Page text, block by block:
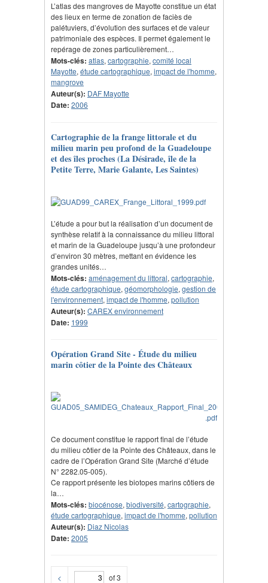
L’atlas des mangroves de Mayotte constitue un état
des lieux en terme de zonation de faciès de
palétuviers, d’évolution des surfaces et de valeur
patrimoniale des espèces. Il permet également le
repérage de zones particulièrement…
Mots-clés: atlas,cartographie,comité local
Mayotte,étude cartographique,impact de l'homme,
mangrove
Auteur(s): DAF Mayotte
Date: 2006
Cartographie de la frange littorale et du
milieu marin peu profond de la Guadeloupe
et des îles proches (La Désirade, île de la
Petite Terre, Marie Galante, Les Saintes)
L’étude a pour but la réalisation d’un document de
synthèse relatif à la connaissance du milieu littoral
et marin de la Guadeloupe jusqu’à une profondeur
d’environ 30 mètres, mettant en évidence les
grandes unités…
Mots-clés: aménagement du littoral, cartographie,
étude cartographique, géomorphologie, gestion de
l'environnement, impact de l'homme, pollution
Auteur(s): CAREX environnement
Date: 1999
Opération Grand Site - Étude du milieu
marin côtier de la Pointe des Châteaux
Ce document constitue le rapport final de l’étude
du milieu côtier de la Pointe des Châteaux, dans le
cadre de l’Opération Grand Site (Marché d’étude
N° 2282.05-005).
Ce rapport présente les biotopes marins côtiers de
la…
Mots-clés: biocénose, biodiversité, cartographie,
étude cartographique, impact de l'homme, pollution
Auteur(s): Diaz Nicolas
Date: 2005
< of 3